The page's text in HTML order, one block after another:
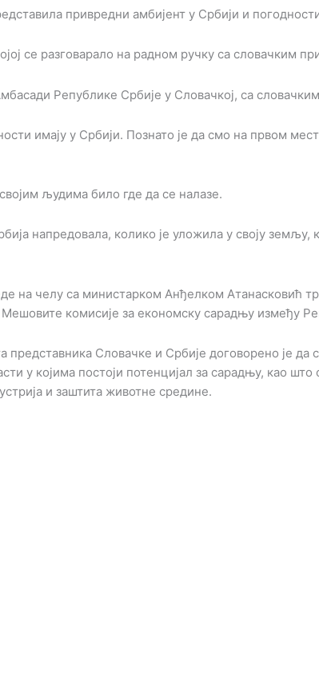
привредни амбијент у Србији и
се разговарало на радном ручку са словачким
Републике Србије у Словачкој, са
имају у Србији. Познато је да смо на првом
људима било где да се налазе.
напредовала, колико је уложила у своју
на челу са министарком Анђелком Атанасковић
комисије за економску сарадњу између
представника Словачке и Србије договорено је
у којима постоји потенцијал за сарадњу, као
и заштита животне средине.